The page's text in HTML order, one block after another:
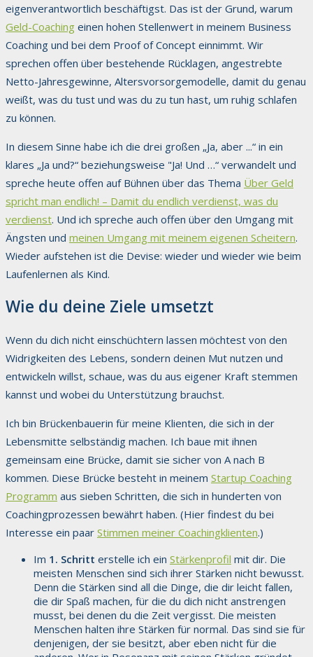
eigenverantwortlich beschäftigst. Das ist der Grund, warum
Geld-Coaching einen hohen Stellenwert in meinem Business
Coaching und bei dem Proof of Concept einnimmt. Wir
sprechen offen über bestehende Rücklagen, angestrebte
Netto-Jahresgewinne, Altersvorsorgemodelle, damit du genau
weißt, was du tust und was du zu tun hast, um ruhig schlafen
zu können.
In diesem Sinne habe ich die drei großen „Ja, aber ...“ in ein
klares „Ja und?“ beziehungsweise "Ja! Und …“ verwandelt und
spreche heute offen auf Bühnen über das Thema Über Geld
spricht man endlich! – Damit du endlich verdienst, was du
verdienst. Und ich spreche auch offen über den Umgang mit
Ängsten und meinen Umgang mit meinem eigenen Scheitern.
Wieder aufstehen ist die Devise: wieder und wieder wie beim
Laufenlernen als Kind.
Wie du deine Ziele umsetzt
Wenn du dich nicht einschüchtern lassen möchtest von den
Widrigkeiten des Lebens, sondern deinen Mut nutzen und
entwickeln willst, schaue, was du aus eigener Kraft stemmen
kannst und wobei du Unterstützung brauchst.
Ich bin Brückenbauerin für meine Klienten, die sich in der
Lebensmitte selbständig machen. Ich baue mit ihnen
gemeinsam eine Brücke, damit sie sicher von A nach B
kommen. Diese Brücke besteht in meinem Startup Coaching
Programm aus sieben Schritten, die sich in hunderten von
Coachingprozessen bewährt haben. (Hier findest du bei
Interesse ein paar Stimmen meiner Coachingklienten.)
Im 1. Schritt erstelle ich ein Stärkenprofil mit dir. Die
meisten Menschen sind sich ihrer Stärken nicht bewusst.
Denn die Stärken sind all die Dinge, die dir leicht fallen,
die dir Spaß machen, für die du dich nicht anstrengen
musst, bei denen du die Zeit vergisst. Die meisten
Menschen halten ihre Stärken für normal. Das sind sie für
denjenigen, der sie besitzt, aber eben nicht für die